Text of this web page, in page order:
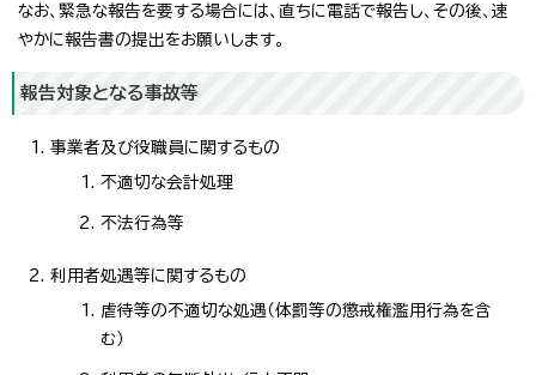
なお、緊急な報告を要する場合には、直ちに電話で報告し、その後、速
やかに報告書の提出をお願いします。
報告対象となる事故等
事業者及び役職員に関するもの
不適切な会計処理
不法行為等
利用者処遇等に関するもの
虐待等の不適切な処遇（体罰等の懲戒権濫用行為を含
む）